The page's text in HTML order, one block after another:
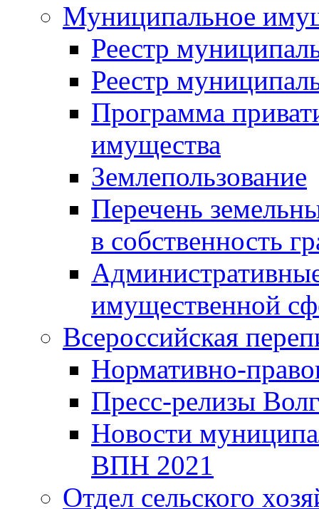
Муниципальное
Реестр
Реестр
Программа
имущества
Землепользование
Перечень
в собственность
имущественной
Всероссийская
Нормативно-
Пресс-релизы
Новости
ВПН 2021
Отдел сельского